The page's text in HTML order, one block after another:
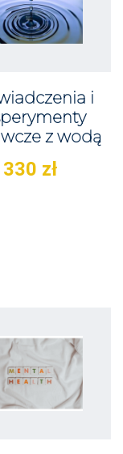
i
z wodą
330 zł